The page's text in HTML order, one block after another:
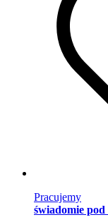
Pracujemy
świadomie